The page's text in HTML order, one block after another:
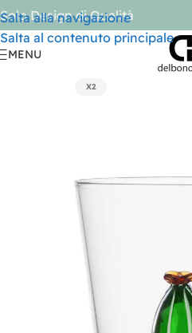
Salta alla navigazione
Salta al contenuto principale
Solo Design di Qualità
MENU
X2